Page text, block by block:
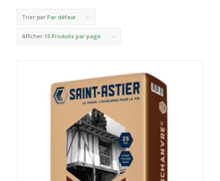
Trier par Par défaut
Afficher 15 Produits par page